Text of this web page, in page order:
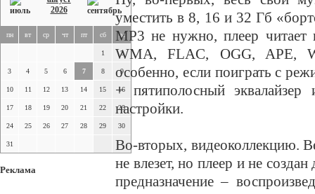
2026
пн вт ср чт пт сб вс
1 2
3 4 5 6 7 8 9
10 11 12 13 14 15 16
17 18 19 20 21 22 23
24 25 26 27 28 29 30
31
Реклама
уместить в 8, 16 и 32 Гб
МР3 не нужно, плеер читает
WMA, FLAC, OGG, APE,
особенно, если поиграть с
+ пятиполосный эквалайзер
настройки.
Во-вторых, видеоколлекцию.
не влезет, но плеер и не
предназначение –